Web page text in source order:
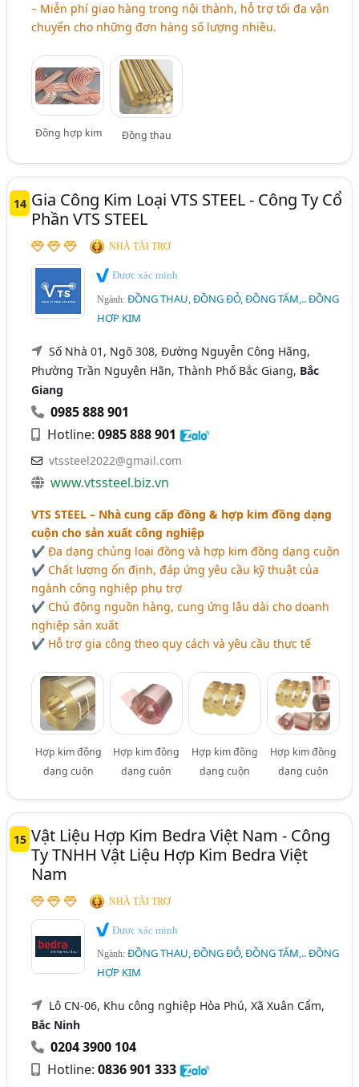
– Miễn phí giao hàng trong nội thành, hỗ trợ tối đa vận
chuyển cho những đơn hàng số lượng nhiều.
Đồng hợp kim Đồng thau
14 Gia Công Kim Loại VTS STEEL - Công Ty Cổ
Phần VTS STEEL
NHÀ TÀI TRỢ
Được xác minh
Ngành:ĐỒNG THAU, ĐỒNG ĐỎ, ĐỒNG TẤM,.. ĐỒNG
HỢP KIM
Số Nhà 01, Ngõ 308, Đường Nguyễn Công Hãng,
Phường Trần Nguyên Hãn, Thành Phố Bắc Giang, Bắc
Giang
0985 888 901
Hotline:0985 888 901
vtssteel2022@gmail.com
www.vtssteel.biz.vn
VTS STEEL – Nhà cung cấp đồng & hợp kim đồng dạng
cuộn cho sản xuất công nghiệp
✔ Đa dạng chủng loại đồng và hợp kim đồng dạng cuộn
✔ Chất lượng ổn định, đáp ứng yêu cầu kỹ thuật của
ngành công nghiệp phụ trợ
✔ Chủ động nguồn hàng, cung ứng lâu dài cho doanh
nghiệp sản xuất
✔ Hỗ trợ gia công theo quy cách và yêu cầu thực tế
Hợp kim đồng
dạng cuộn
Hợp kim đồng
dạng cuộn
Hợp kim đồng
dạng cuộn
Hợp kim đồng
dạng cuộn
15 Vật Liệu Hợp Kim Bedra Việt Nam - Công
Ty TNHH Vật Liệu Hợp Kim Bedra Việt
Nam
NHÀ TÀI TRỢ
Được xác minh
Ngành:ĐỒNG THAU, ĐỒNG ĐỎ, ĐỒNG TẤM,.. ĐỒNG
HỢP KIM
Lô CN-06, Khu công nghiệp Hòa Phú, Xã Xuân Cẩm,
Bắc Ninh
0204 3900 104
Hotline:0836 901 333